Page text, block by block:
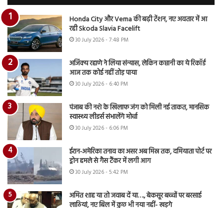
Honda City और Verna की बढ़ी टेंशन, नए अवतार में आ
रही Skoda Slavia Facelift
30 July 2026 - 7:48 PM
अजिंक्य रहाणे ने लिया संन्यास, लेकिन कप्तानी का ये रिकॉर्ड
आज तक कोई नहीं तोड़ पाया
30 July 2026 - 6:40 PM
पंजाब की नशे के खिलाफ जंग को मिली नई ताकत, मानसिक
स्वास्थ्य लीडर्स संभालेंगे मोर्चा
30 July 2026 - 6:06 PM
ईरान-अमेरिका तनाव का असर अब मिस्र तक, दमियाता पोर्ट पर
ड्रोन हमले से गैस टैंकर में लगी आग
30 July 2026 - 5:42 PM
अमित शाह या तो जवाब दें या…., बेकसूर बच्चों पर बरसाई
लाठियां, नए बिल में कुछ भी नया नहीं- खड़गे